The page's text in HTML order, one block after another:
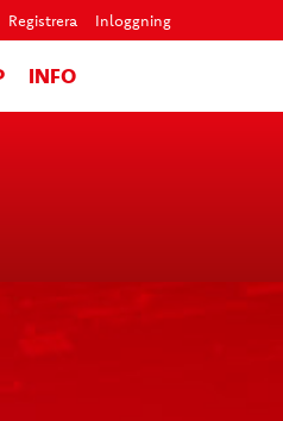
Registrera Inloggning
INFO